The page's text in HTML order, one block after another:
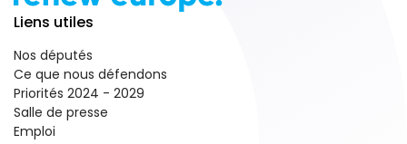
Liens utiles
Nos députés
Ce que nous défendons
Priorités 2024 - 2029
Salle de presse
Emploi